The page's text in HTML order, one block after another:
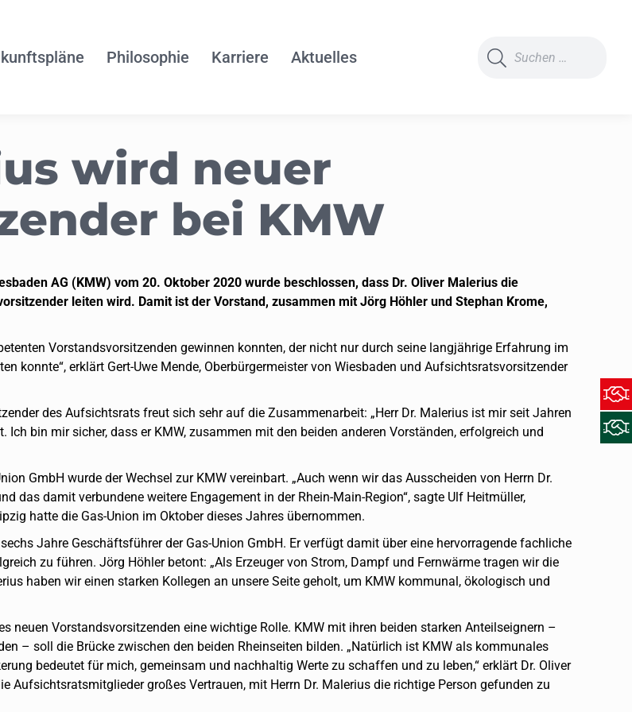
Philosophie Karriere Aktuelles
Search:
wird neuer
bei KMW
AG (KMW) vom 20. Oktober 2020 wurde beschlossen, dass Dr. Oliver Malerius die
leiten wird. Damit ist der Vorstand, zusammen mit Jörg Höhler und Stephan Krome,
Vorstandsvorsitzenden gewinnen konnten, der nicht nur durch seine langjährige Erfahrung im
konnte“, erklärt Gert-Uwe Mende, Oberbürgermeister von Wiesbaden und Aufsichtsratsvorsitzender
des Aufsichtsrats freut sich sehr auf die Zusammenarbeit: „Herr Dr. Malerius ist mir seit Jahren
bin mir sicher, dass er KMW, zusammen mit den beiden anderen Vorständen, erfolgreich und
GmbH wurde der Wechsel zur KMW vereinbart. „Auch wenn wir das Ausscheiden von Herrn Dr.
das damit verbundene weitere Engagement in der Rhein-Main-Region“, sagte Ulf Heitmüller,
hatte die Gas-Union im Oktober dieses Jahres übernommen.
Jahre Geschäftsführer der Gas-Union GmbH. Er verfügt damit über eine hervorragende fachliche
zu führen. Jörg Höhler betont: „Als Erzeuger von Strom, Dampf und Fernwärme tragen wir die
haben wir einen starken Kollegen an unsere Seite geholt, um KMW kommunal, ökologisch und
neuen Vorstandsvorsitzenden eine wichtige Rolle. KMW mit ihren beiden starken Anteilseignern –
– soll die Brücke zwischen den beiden Rheinseiten bilden. „Natürlich ist KMW als kommunales
bedeutet für mich, gemeinsam und nachhaltig Werte zu schaffen und zu leben,“ erklärt Dr. Oliver
Aufsichtsratsmitglieder großes Vertrauen, mit Herrn Dr. Malerius die richtige Person gefunden zu